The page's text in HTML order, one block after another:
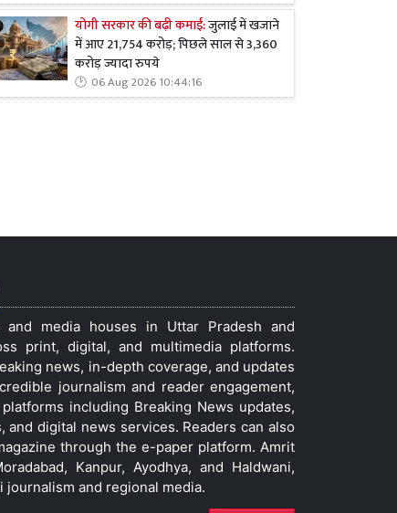
योगी सरकार की बढ़ी कमाई:जुलाई में खजाने
में आए 21,754 करोड़; पिछले साल से 3,360
करोड़ ज्यादा रुपये
06 Aug 2026 10:44:16
media houses in Uttar Pradesh and
print, digital, and multimedia platforms.
news, in-depth coverage, and updates
journalism and reader engagement,
including Breaking News updates,
and digital news services. Readers can also
through the e-paper platform. Amrit
Kanpur, Ayodhya, and Haldwani,
and regional media.